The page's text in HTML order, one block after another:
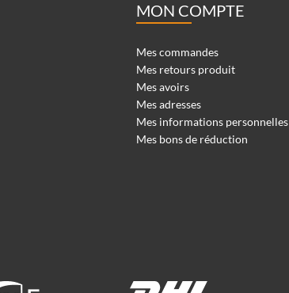
MON COMPTE
Mes commandes
Mes retours produit
Mes avoirs
Mes adresses
Mes informations personnelles
Mes bons de réduction